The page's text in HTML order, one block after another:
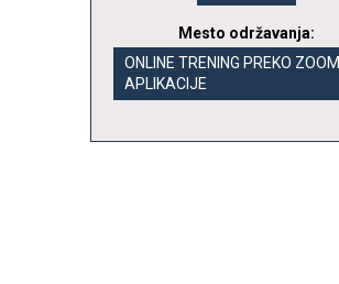
Mesto održavanja:
ONLINE TRENING PREKO ZOOM
APLIKACIJE